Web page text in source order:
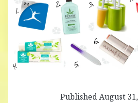
Published August